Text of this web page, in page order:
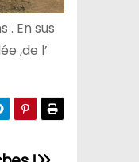
. En sus
,de l’